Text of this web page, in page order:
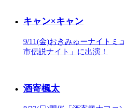
キャン×キャン
9/11(金)おきみゅーナイトミ
市伝説ナイト」に出演！
酒寄楓太